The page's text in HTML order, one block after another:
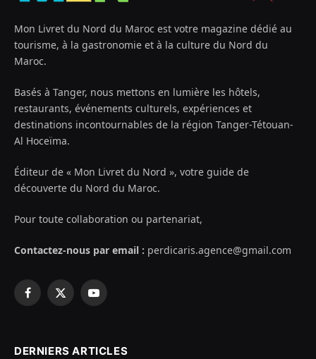
Mon Livret du Nord du Maroc est votre magazine dédié au
tourisme, à la gastronomie et à la culture du Nord du
Maroc.
Basés à Tanger, nous mettons en lumière les hôtels,
restaurants, événements culturels, expériences et
destinations incontournables de la région Tanger-Tétouan-
Al Hoceïma.
Éditeur de « Mon Livret du Nord », votre guide de
découverte du Nord du Maroc.
Pour toute collaboration ou partenariat,
Contactez-nous par email : perdicaris.agence@gmail.com
Facebook
X
YouTube
DERNIERS ARTICLES